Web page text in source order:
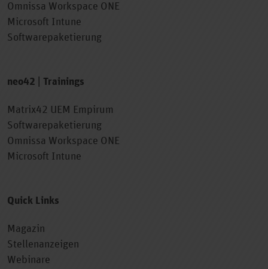
Omnissa Workspace ONE
Microsoft Intune
Softwarepaketierung
neo42 | Trainings
Matrix42 UEM Empirum
Softwarepaketierung
Omnissa Workspace ONE
Microsoft Intune
Quick Links
Magazin
Stellenanzeigen
Webinare